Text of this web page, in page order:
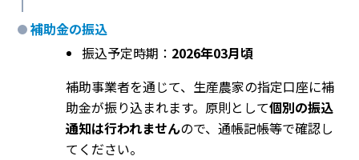
補助金の振込
振込予定時期： 2026年03月頃
補助事業者を通じて、生産農家の指定口座に補
助金が振り込まれます。原則として個別の振込
通知は行われませんので、通帳記帳等で確認し
てください。